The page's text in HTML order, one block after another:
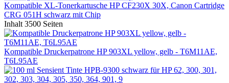
Kompatible XL-Tonerkartusche HP CF230X 30X, Canon Cartridge
CRG 051H schwarz mit Chip
Inhalt 3500 Seiten
Kompatible Druckerpatrone HP 903XL yellow, gelb - T6M11AE,
T6L95AE